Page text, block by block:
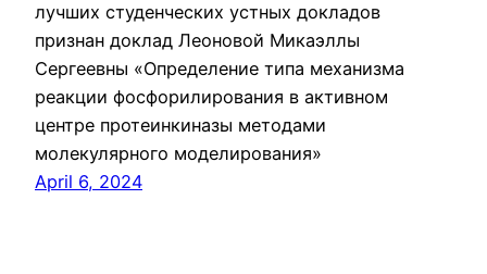
лучших студенческих устных докладов
признан доклад Леоновой Микаэллы
Сергеевны «Определение типа механизма
реакции фосфорилирования в активном
центре протеинкиназы методами
молекулярного моделирования»
April 6, 2024